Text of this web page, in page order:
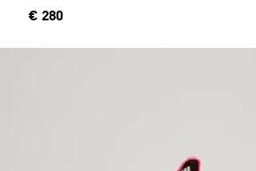
Preço
€ 280